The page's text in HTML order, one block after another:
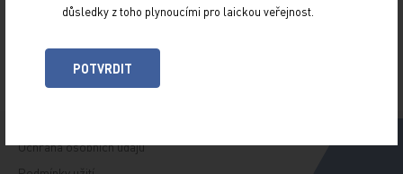
Ochrana osobních údajů
důsledky z toho plynoucími pro laickou veřejnost.
POTVRDIT